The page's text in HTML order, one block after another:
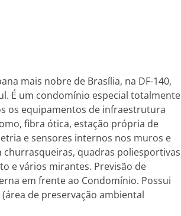
mais nobre de Brasília, na DF-140,
É um condomínio especial totalmente
os equipamentos de infraestrutura
fibra ótica, estação própria de
e sensores internos nos muros e
churrasqueiras, quadras poliesportivas
e vários mirantes. Previsão de
em frente ao Condomínio. Possui
de preservação ambiental